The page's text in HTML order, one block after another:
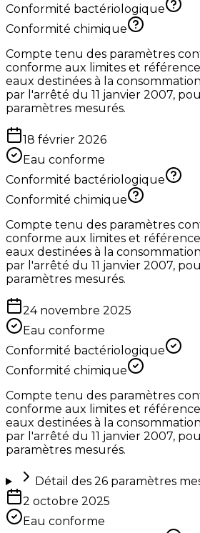
Conformité bactériologique
Conformité chimique
Compte tenu des paramètres
conforme aux limites et
eaux destinées à la
par l'arrêté du 11 janvier 2007,
paramètres mesurés.
18 février 2026
Eau conforme
Conformité bactériologique
Conformité chimique
Compte tenu des paramètres
conforme aux limites et
eaux destinées à la
par l'arrêté du 11 janvier 2007,
paramètres mesurés.
24 novembre 2025
Eau conforme
Conformité bactériologique
Conformité chimique
Compte tenu des paramètres
conforme aux limites et
eaux destinées à la
par l'arrêté du 11 janvier 2007,
paramètres mesurés.
Détail des 26paramètres
2 octobre 2025
Eau conforme